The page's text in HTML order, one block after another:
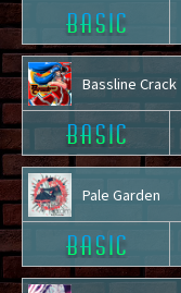
Bassline Crack
Pale Garden